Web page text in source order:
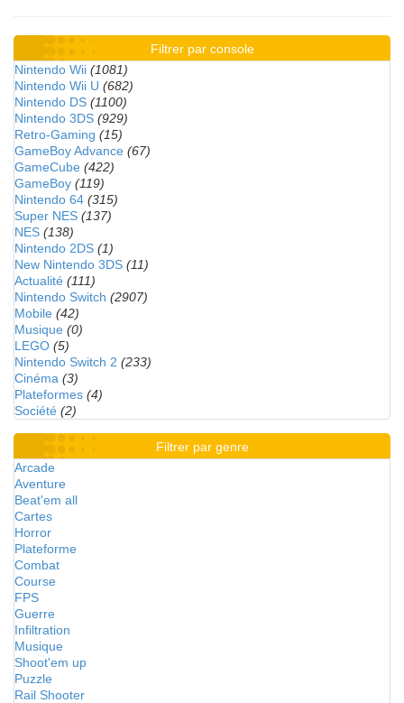
Filtrer par console
Nintendo Wii (1081)
Nintendo Wii U (682)
Nintendo DS (1100)
Nintendo 3DS (929)
Retro-Gaming (15)
GameBoy Advance (67)
GameCube (422)
GameBoy (119)
Nintendo 64 (315)
Super NES (137)
NES (138)
Nintendo 2DS (1)
New Nintendo 3DS (11)
Actualité (111)
Nintendo Switch (2907)
Mobile (42)
Musique (0)
LEGO (5)
Nintendo Switch 2 (233)
Cinéma (3)
Plateformes (4)
Société (2)
Filtrer par genre
Arcade
Aventure
Beat'em all
Cartes
Horror
Plateforme
Combat
Course
FPS
Guerre
Infiltration
Musique
Shoot'em up
Puzzle
Rail Shooter